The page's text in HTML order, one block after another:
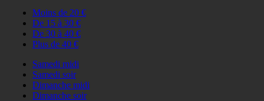
Moins de 20 €
De 15 à 30 €
De 30 à 40 €
Plus de 40 €
Samedi midi
Samedi soir
Dimanche midi
Dimanche soir